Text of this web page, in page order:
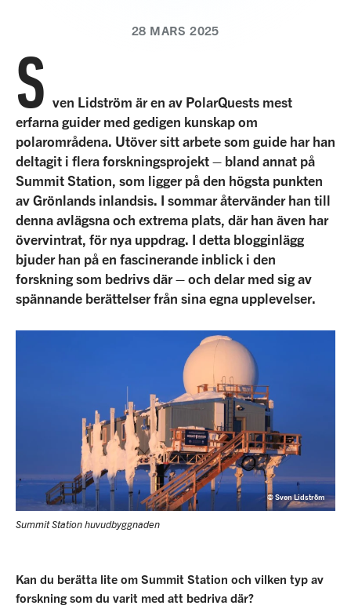
28 MARS 2025
S ven Lidström är en av PolarQuests mest
erfarna guider med gedigen kunskap om
polarområdena. Utöver sitt arbete som guide har han
deltagit i flera forskningsprojekt – bland annat på
Summit Station, som ligger på den högsta punkten
av Grönlands inlandsis. I sommar återvänder han till
denna avlägsna och extrema plats, där han även har
övervintrat, för nya uppdrag. I detta blogginlägg
bjuder han på en fascinerande inblick i den
forskning som bedrivs där – och delar med sig av
spännande berättelser från sina egna upplevelser.
© Sven Lidström
Summit Station huvudbyggnaden
Kan du berätta lite om Summit Station och vilken typ av
forskning som du varit med att bedriva där?